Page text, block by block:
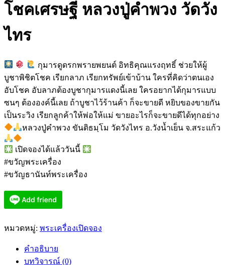
โชคเศรษฐี หลวงปู่คำพวง วัดวัง
ไทร
กุมารดูดรกพรายพยนต์ อิทธิคุณแรงฤทธิ์ ช่วยให้ผู้
บูชาพิชิตโชค เรียกลาภ เรียกทรัพย์เข้าบ้าน ใครที่คิดว่าตนเอง
อับโชค อับลาภต้องบูชากุมารแดงนี้เลย ใครอยากได้กุมารแบบ
ซนๆ ต้ององค์นี้เลย ถ้าบูชาไว้ร้านค้า ก็จะขายดี หยิบของขายกัน
เป็นระวิง เรียกลูกค้าให้พ่อให้แม่ ขายอะไรก็จะขายดีได้ทุกอย่าง
หลวงปู่คำพวง ขันติธมฺโม วัดวังไทร อ.วังน้ำเย็น จ.สระแก้ว
เปิดจองได้แล้ววันนี้
#ขวัญพระเครื่อง
#ขวัญธานันท์พระเครื่อง
หมวดหมู่: พระเครื่องเปิดจอง
คำอธิบาย
บทวิจารณ์ (0)